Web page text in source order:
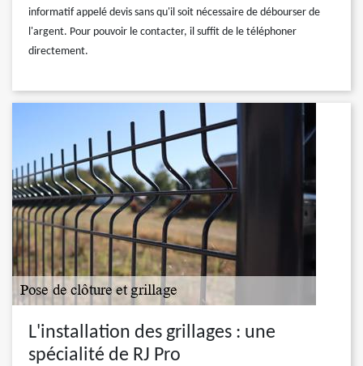
informatif appelé devis sans qu'il soit nécessaire de débourser de
l'argent. Pour pouvoir le contacter, il suffit de le téléphoner
directement.
L'installation des grillages : une
spécialité de RJ Pro